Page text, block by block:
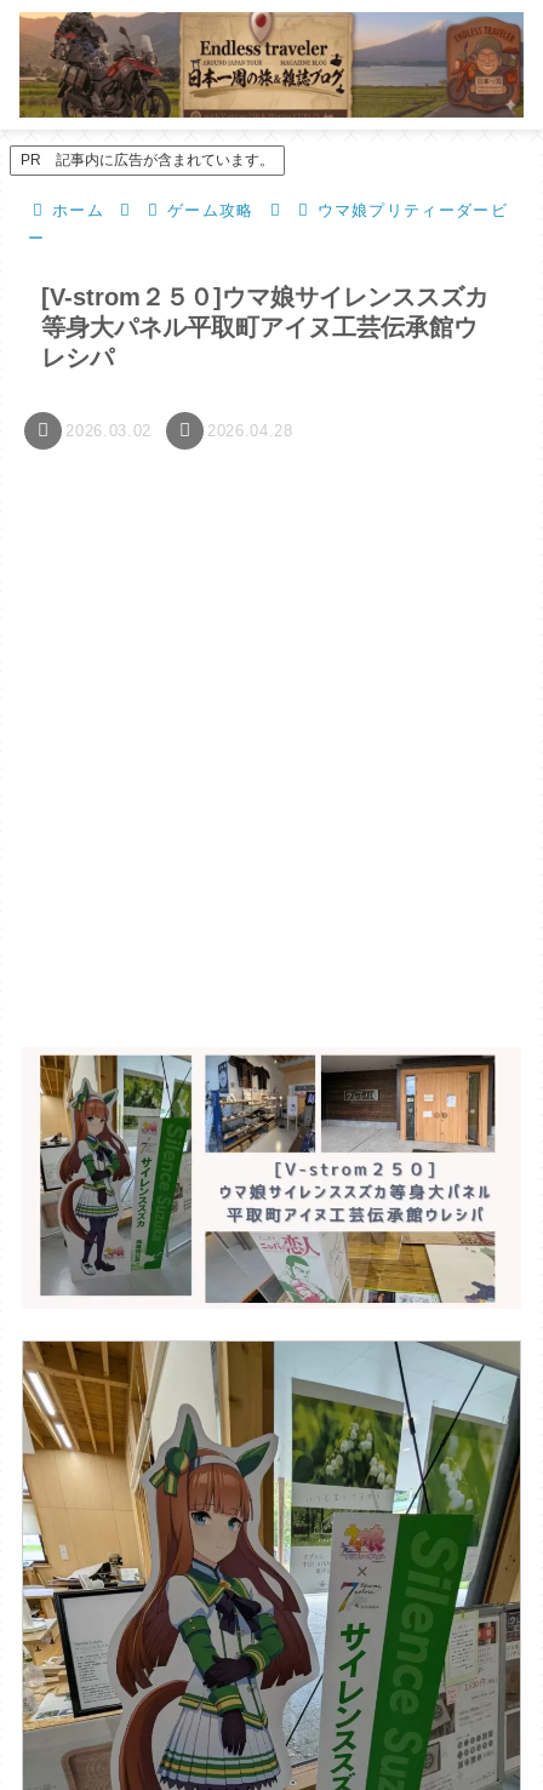
PR 記事内に広告が含まれています。
ホーム ゲーム攻略
ウマ娘プリティーダービ
ー
[V-strom２５０]ウマ娘サイレンススズカ
等身大パネル平取町アイヌ工芸伝承館ウ
レシパ
2026.03.02 2026.04.28